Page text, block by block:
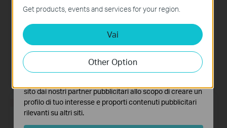
TL-WN881ND
Scheda Wireless N300 PCIe
TL-WN781ND
Scheda Wireless N150 PCI
HOT HOT
Get products, events and services for your region.
Vai
Other Option
funzionamento del sito e non possono essere disattivati
nel tuo sistema.
Analytics e Marketing Cookies
I cookies analitici ci permettono di analizzare le tue
attività sul nostro sito allo scopo di migliorarne le
funzionalità.
sito dai nostri partner pubblicitari allo scopo di creare un
profilo di tuo interesse e proporti contenuti pubblicitari
rilevanti su altri siti.